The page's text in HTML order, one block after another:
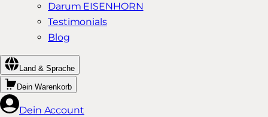
Darum EISENHORN
Testimonials
Blog
Land & Sprache
Dein Warenkorb
Dein Account